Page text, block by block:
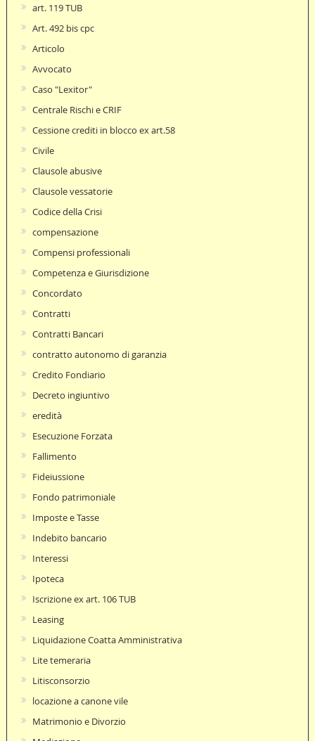
art. 119 TUB
Art. 492 bis cpc
Articolo
Avvocato
Caso "Lexitor"
Centrale Rischi e CRIF
Cessione crediti in blocco ex art.58
Civile
Clausole abusive
Clausole vessatorie
Codice della Crisi
compensazione
Compensi professionali
Competenza e Giurisdizione
Concordato
Contratti
Contratti Bancari
contratto autonomo di garanzia
Credito Fondiario
Decreto ingiuntivo
eredità
Esecuzione Forzata
Fallimento
Fideiussione
Fondo patrimoniale
Imposte e Tasse
Indebito bancario
Interessi
Ipoteca
Iscrizione ex art. 106 TUB
Leasing
Liquidazione Coatta Amministrativa
Lite temeraria
Litisconsorzio
locazione a canone vile
Matrimonio e Divorzio